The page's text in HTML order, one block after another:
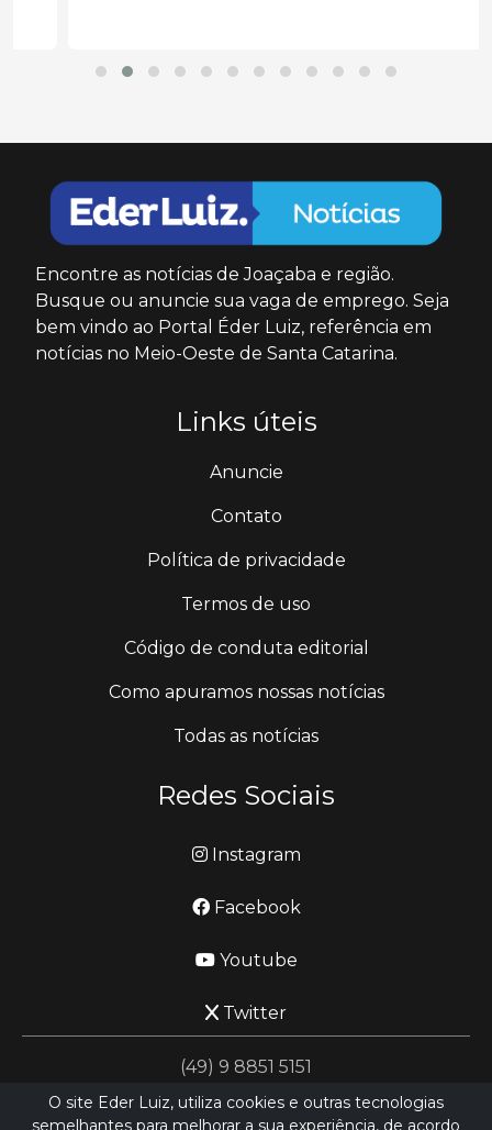
Encontre as notícias de Joaçaba e região.
Busque ou anuncie sua vaga de emprego. Seja
bem vindo ao Portal Éder Luiz, referência em
notícias no Meio-Oeste de Santa Catarina.
Links úteis
Anuncie
Contato
Política de privacidade
Termos de uso
Código de conduta editorial
Como apuramos nossas notícias
Todas as notícias
Redes Sociais
Instagram
Facebook
Youtube
Twitter
(49) 9 8851 5151
O site Eder Luiz, utiliza cookies e outras tecnologias
semelhantes para melhorar a sua experiência, de acordo